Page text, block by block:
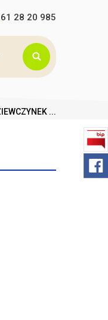
61 28 20 985
...